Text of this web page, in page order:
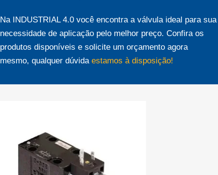
Na INDUSTRIAL 4.0 você encontra a válvula ideal para sua
necessidade de aplicação pelo melhor preço. Confira os
produtos disponíveis e solicite um orçamento agora
mesmo, qualquer dúvida estamos à disposição!